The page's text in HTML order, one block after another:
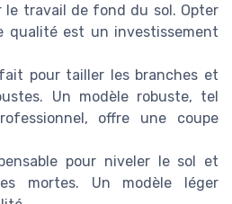
le travail de fond du sol. Opter
qualité est un investissement
pour tailler les branches et
Un modèle robuste, tel
offre une coupe
pour niveler le sol et
mortes. Un modèle léger